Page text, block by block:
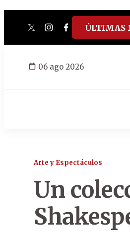
twitterinstagram
facebook
tiktok
ÚLTIMAS
06 ago 2026
Arte y Espectáculos
Un